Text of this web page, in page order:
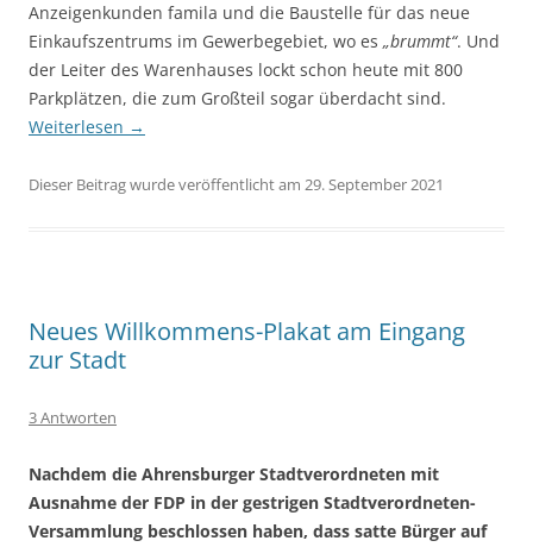
Anzeigenkunden famila und die Baustelle für das neue
Einkaufszentrums im Gewerbegebiet, wo es „brummt“. Und
der Leiter des Warenhauses lockt schon heute mit 800
Parkplätzen, die zum Großteil sogar überdacht sind.
Weiterlesen →
Dieser Beitrag wurde veröffentlicht am 29. September 2021
Neues Willkommens-Plakat am Eingang
zur Stadt
3 Antworten
Nachdem die Ahrensburger Stadtverordneten mit
Ausnahme der FDP in der gestrigen Stadtverordneten-
Versammlung beschlossen haben, dass satte Bürger auf